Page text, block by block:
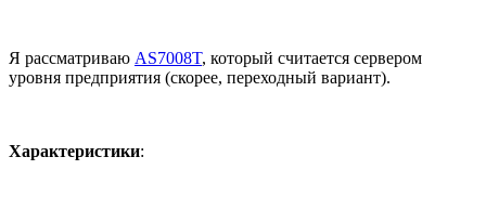
Я рассматриваю AS7008T, который считается сервером
уровня предприятия (скорее, переходный вариант).
Характеристики: